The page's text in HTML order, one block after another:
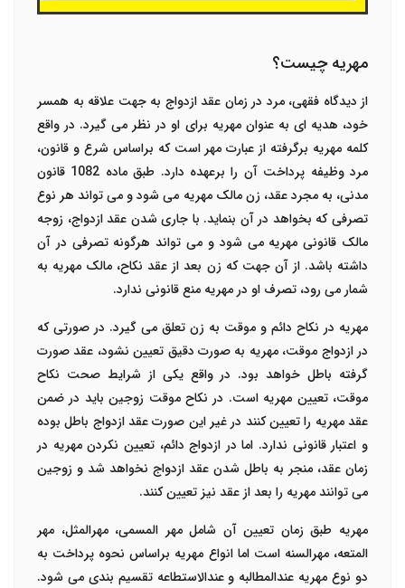
مهریه چیست؟
از دیدگاه فقهی، مرد در زمان عقد ازدواج به جهت علاقه به همسر
خود، هدیه ای به عنوان مهریه برای او در نظر می گیرد. در واقع
کلمه مهریه برگرفته از عبارت مهر است که براساس شرع و قانون،
مرد وظیفه پرداخت آن را برعهده دارد. طبق ماده 1082 قانون
مدنی، به مجرد عقد، زن مالک مهریه می شود و می تواند هر نوع
تصرفی که بخواهد در آن بنماید. با جاری شدن عقد ازدواج، زوجه
مالک قانونی مهریه می شود و می تواند هرگونه تصرفی در آن
داشته باشد. از آن جهت که زن بعد از عقد نکاح، مالک مهریه به
شمار می رود، تصرف او در مهریه منع قانونی ندارد.
مهریه در نکاح دائم و موقت به زن تعلق می گیرد. در صورتی که
در ازدواج موقت، مهریه به صورت دقیق تعیین نشود، عقد صورت
گرفته باطل خواهد بود. در واقع یکی از شرایط صحت نکاح
موقت، تعیین مهریه است. در نکاح موقت زوجین باید در ضمن
عقد مهریه را تعیین کنند در غیر این صورت عقد ازدواج باطل بوده
و اعتبار قانونی ندارد. اما در ازدواج دائم، تعیین نکردن مهریه در
زمان عقد، منجر به باطل شدن عقد ازدواج نخواهد شد و زوجین
می توانند مهریه را بعد از عقد نیز تعیین کنند.
مهریه طبق زمان تعیین آن شامل مهر المسمی، مهرالمثل، مهر
المتعه، مهرالسنه است اما انواع مهریه براساس نحوه پرداخت به
دو نوع مهریه عندالمطالبه و عندالاستطاعه تقسیم بندی می شود.